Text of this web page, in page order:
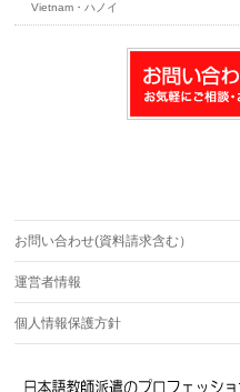
Vietnam・ハノイ
お問い合わせ(資料請求含む）
運営者情報
個人情報保護方針